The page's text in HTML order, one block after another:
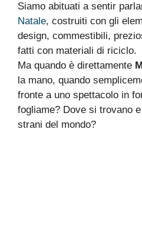
Siamo abituati a sentir
Natale, costruiti con gli
design, commestibili,
fatti con materiali di riciclo.
Ma quando è direttamente
la mano, quando
fronte a uno spettacolo in
fogliame? Dove si trovano
strani del mondo?